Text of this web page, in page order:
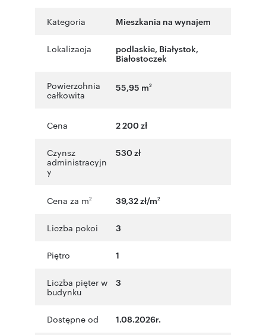
Kategoria Mieszkania na wynajem
Lokalizacja podlaskie, Białystok,
Białostoczek
Powierzchnia
całkowita
55,95 m2
Cena 2 200 zł
Czynsz
administracyjn
y
530 zł
Cena za m2 39,32 zł/m2
Liczba pokoi 3
Piętro 1
Liczba pięter w
budynku
3
Dostępne od 1.08.2026r.